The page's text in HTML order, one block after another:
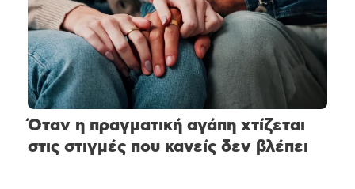
Όταν η πραγματική αγάπη χτίζεται
στις στιγμές που κανείς δεν βλέπει